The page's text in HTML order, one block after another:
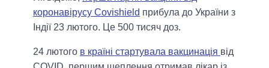
коронавірусу Covishield прибула до України з
Індії 23 лютого. Це 500 тисяч доз.
24 лютого в країні стартувала вакцинація від